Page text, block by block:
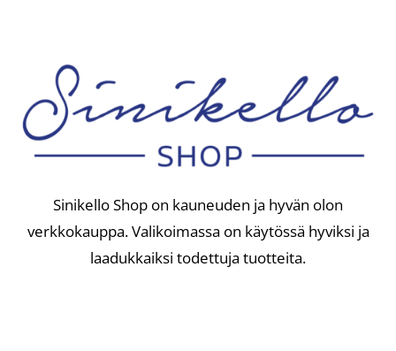
verkkokauppa. Valikoimassa on käytössä hyviksi ja
laadukkaiksi todettuja tuotteita.